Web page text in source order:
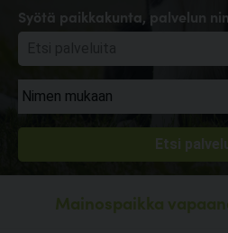
Syötä paikkakunta, palvelun
Mainospaikka